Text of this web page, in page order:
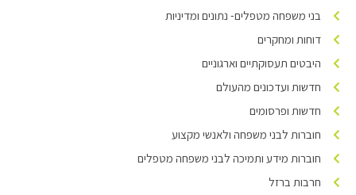
בני משפחה מטפלים- נתונים ומדיניות
דוחות ומחקרים
היבטים תעסוקתיים וארגוניים
חדשות ועדכונים מהעולם
חדשות ופרסומים
חוברות לבני משפחה ולאנשי מקצוע
חוברות מידע ותמיכה לבני משפחה מטפלים
חרבות ברזל